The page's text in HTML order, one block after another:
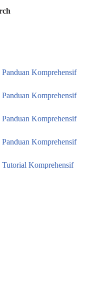
Komprehensif
Komprehensif
Komprehensif
Komprehensif
Komprehensif